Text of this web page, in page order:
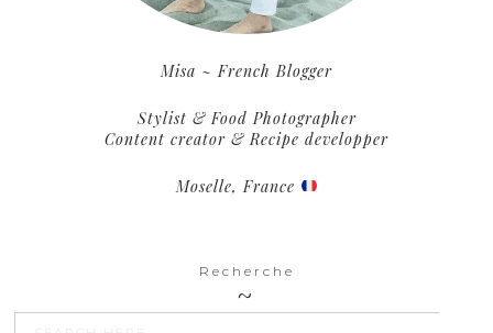
Misa ~ French Blogger
Stylist & Food Photographer
Content creator & Recipe developper
Moselle, France
Recherche
Search SEARCH